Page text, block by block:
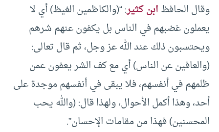
وقال الحافظابن كثير: “(والكاظمين الغيظ) أي لا
يعملون غضبهم في الناس بل يكفون عنهم شرهم
ويحتسبون ذلك عند الله عز وجل، ثم قال تعالى:
(والعافين عن الناس) أي مع كف الشر يعفون عمن
ظلمهم في أنفسهم، فلا يبقى في أنفسهم موجدة على
أحد، وهذا أكمل الأحوال، ولهذا قال: (والله يحب
المحسنين) فهذا من مقامات الإحسان”.